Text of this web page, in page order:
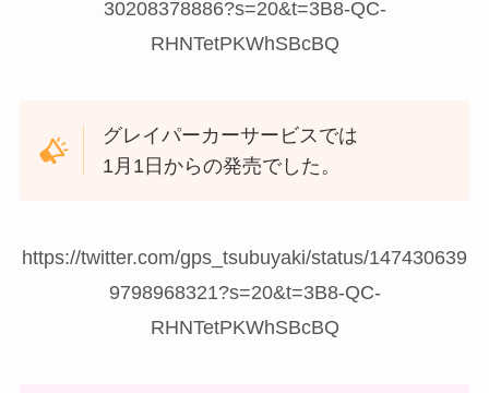
30208378886?s=20&t=3B8-QC-
RHNTetPKWhSBcBQ
グレイパーカーサービスでは
1月1日からの発売でした。
https://twitter.com/gps_tsubuyaki/status/147430639
9798968321?s=20&t=3B8-QC-
RHNTetPKWhSBcBQ